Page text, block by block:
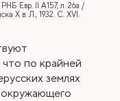
Евр. II A157, л. 26а /
X в. Л., 1932. С. XVI.
что по крайней
землях
окружающего